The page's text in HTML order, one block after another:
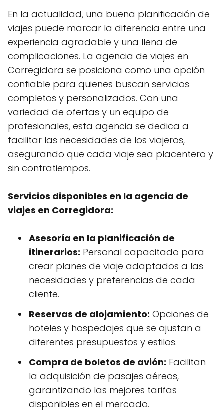
En la actualidad, una buena planificación de
viajes puede marcar la diferencia entre una
experiencia agradable y una llena de
complicaciones. La agencia de viajes en
Corregidora se posiciona como una opción
confiable para quienes buscan servicios
completos y personalizados. Con una
variedad de ofertas y un equipo de
profesionales, esta agencia se dedica a
facilitar las necesidades de los viajeros,
asegurando que cada viaje sea placentero y
sin contratiempos.
Servicios disponibles en la agencia de
viajes en Corregidora:
Asesoría en la planificación de
itinerarios: Personal capacitado para
crear planes de viaje adaptados a las
necesidades y preferencias de cada
cliente.
Reservas de alojamiento: Opciones de
hoteles y hospedajes que se ajustan a
diferentes presupuestos y estilos.
Compra de boletos de avión: Facilitan
la adquisición de pasajes aéreos,
garantizando las mejores tarifas
disponibles en el mercado.